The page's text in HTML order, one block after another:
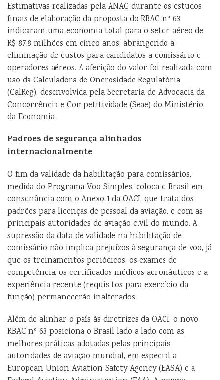
Estimativas realizadas pela ANAC durante os estudos
finais de elaboração da proposta do RBAC nº 63
indicaram uma economia total para o setor aéreo de
R$ 87,8 milhões em cinco anos, abrangendo a
eliminação de custos para candidatos a comissário e
operadores aéreos. A aferição do valor foi realizada com
uso da Calculadora de Onerosidade Regulatória
(CalReg), desenvolvida pela Secretaria de Advocacia da
Concorrência e Competitividade (Seae) do Ministério
da Economia.
Padrões de segurança alinhados
internacionalmente
O fim da validade da habilitação para comissários,
medida do Programa Voo Simples, coloca o Brasil em
consonância com o Anexo 1 da OACI, que trata dos
padrões para licenças de pessoal da aviação, e com as
principais autoridades de aviação civil do mundo. A
supressão da data de validade na habilitação de
comissário não implica prejuízos à segurança de voo, já
que os treinamentos periódicos, os exames de
competência, os certificados médicos aeronáuticos e a
experiência recente (requisitos para exercício da
função) permanecerão inalterados.
Além de alinhar o país às diretrizes da OACI, o novo
RBAC nº 63 posiciona o Brasil lado a lado com as
melhores práticas adotadas pelas principais
autoridades de aviação mundial, em especial a
European Union Aviation Safety Agency (EASA) e a